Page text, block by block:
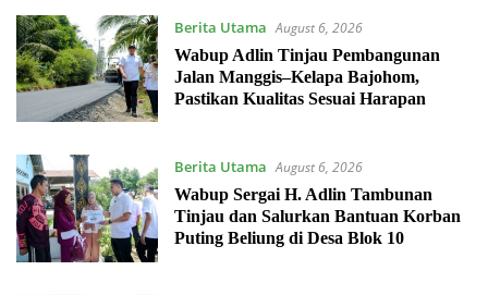
Berita Utama August 6, 2026
Wabup Adlin Tinjau Pembangunan
Jalan Manggis–Kelapa Bajohom,
Pastikan Kualitas Sesuai Harapan
Berita Utama August 6, 2026
Wabup Sergai H. Adlin Tambunan
Tinjau dan Salurkan Bantuan Korban
Puting Beliung di Desa Blok 10